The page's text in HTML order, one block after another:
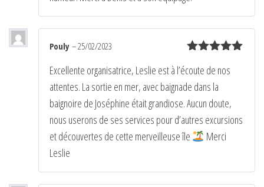
5
Pouly –25/02/2023
Excellente organisatrice, Leslie est à l’écoute de nos
attentes. La sortie en mer, avec baignade dans la
baignoire de Joséphine était grandiose. Aucun doute,
nous userons de ses services pour d’autres excursions
et découvertes de cette merveilleuse île
Merci
Leslie